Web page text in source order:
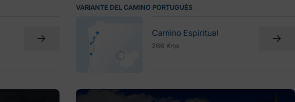
VARIANTE DEL CAMINO PORTUGUÉS
Camino Espiritual
266 Kms